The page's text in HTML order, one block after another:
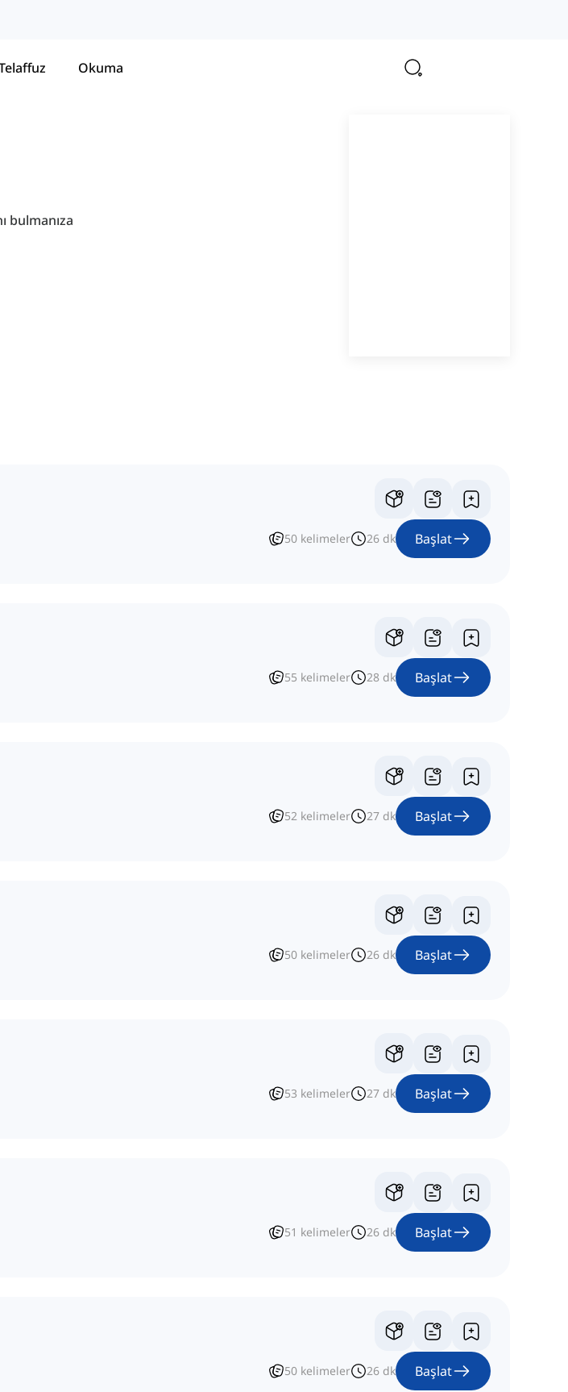
Okuma
bulmanıza
50 kelimeler 26 dk Başlat
55 kelimeler 28 dk Başlat
52 kelimeler 27 dk Başlat
50 kelimeler 26 dk Başlat
53 kelimeler 27 dk Başlat
51 kelimeler 26 dk Başlat
50 kelimeler 26 dk Başlat